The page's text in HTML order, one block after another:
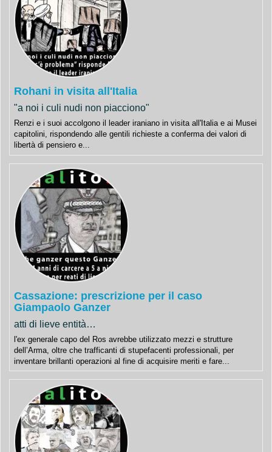
Rohani in visita all'Italia
"a noi i culi nudi non piacciono"
Renzi e i suoi accolgono il leader iraniano in visita all'Italia e ai Musei
capitolini, rispondendo alle gentili richieste a conferma dei valori di
libertà di pensiero e...
Cassazione: prescrizione per il caso
Giampaolo Ganzer
atti di lieve entità…
l'ex generale capo del Ros avrebbe utilizzato mezzi e strutture
dell’Arma, oltre che trafficanti di stupefacenti professionali, per
inventare brillanti operazioni al fine di acquisire meriti e fare...